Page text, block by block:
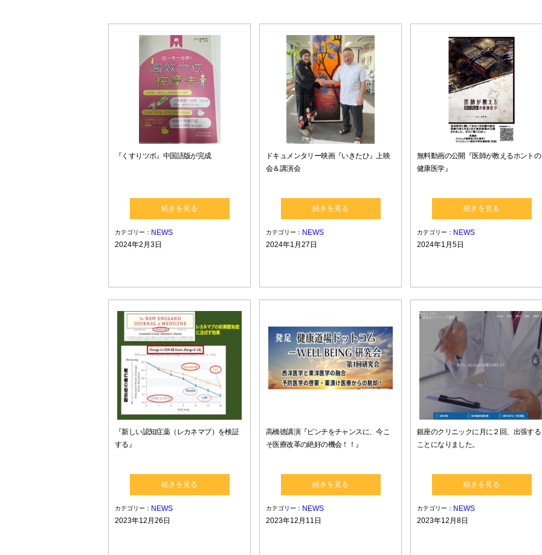
『くすりツボ』中国語版が完成
続きを見る
カテゴリー： NEWS
2024年2月3日
ドキュメンタリー映画『いきたひ』上映
会＆講演会
続きを見る
カテゴリー： NEWS
2024年1月27日
無料動画の公開『医師が教えるホントの
健康医学』
続きを見る
カテゴリー： NEWS
2024年1月5日
『新しい認知症薬（レカネマブ）を検証
する』
続きを見る
カテゴリー： NEWS
2023年12月26日
高橋徳講演『ピンチをチャンスに、今こ
そ医療改革の絶好の機会！！』
続きを見る
カテゴリー： NEWS
2023年12月11日
銀座のクリニックに月に２回、出張する
ことになりました。
続きを見る
カテゴリー： NEWS
2023年12月8日